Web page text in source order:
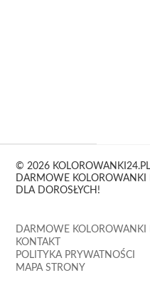
© 2026
DARMOWE
DLA DOROSŁYCH!
DARMOWE KOLOROWANKI
KONTAKT
POLITYKA PRYWATNOŚCI
MAPA STRONY